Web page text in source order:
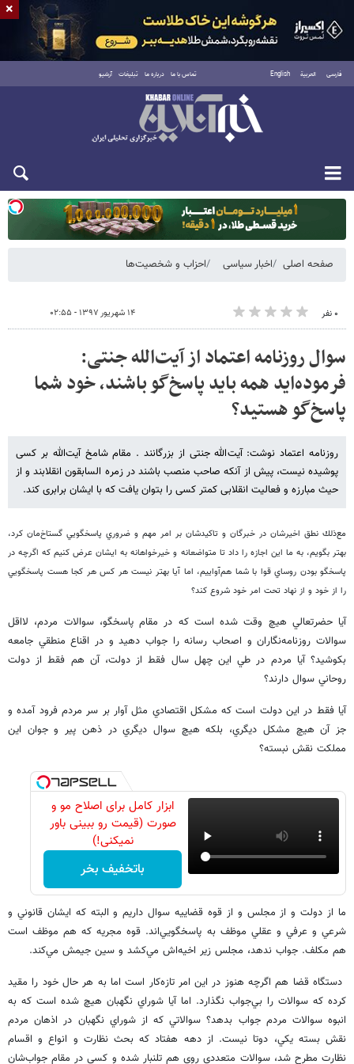
فارسی العربية English تماس با ما درباره ما تبلیغات آرشیو
یکشنبه ۱۸ مرداد ۱۴۰۵
صفحه اصلی اخبار سیاسی احزاب و شخصیت‌ها
۰ نفر ۱۴ شهریور ۱۳۹۷ - ۰۲:۵۵
سوال روزنامه اعتماد از آیت‌الله جنتی:
فرموده‌اید همه باید پاسخ‌گو باشند، خود شما
پاسخ‌گو هستید؟
روزنامه اعتماد نوشت: آیت‌الله جنتی از بزرگانند . مقام شامخ آیت‌الله بر کسی
پوشیده نیست، پیش از آنکه صاحب منصب باشند در زمره السابقون انقلابند و از
حیث مبارزه و فعالیت انقلابی کمتر کسی را بتوان یافت که با ایشان برابری کند.
مع‌ذلك نطق اخيرشان در خبرگان و تاكيدشان بر امر مهم و ضروري پاسخگويي گستاخ‌مان كرد،
بهتر بگويم، به ما اين اجازه را داد تا متواضعانه و خيرخواهانه به ايشان عرض كنيم كه اگرچه در
پاسخگو بودن روساي قوا با شما هم‌آواييم، اما آيا بهتر نيست هر كس هر كجا هست پاسخگويي
را از خود و از نهاد تحت امر خود شروع كند؟
آيا حضرتعالي هيچ وقت شده است كه در مقام پاسخگو، سوالات مردم، لااقل
سوالات روزنامه‌نگاران و اصحاب رسانه را جواب دهيد و در اقناع منطقي جامعه
بكوشيد؟ آيا مردم در طي اين چهل سال فقط از دولت، آن هم فقط از دولت
روحاني سوال دارند؟
آيا فقط در اين دولت است كه مشكل اقتصادي مثل آوار بر سر مردم فرود آمده و
جز آن هيچ مشكل ديگري، بلكه هيچ سوال ديگري در ذهن پير و جوان اين
مملكت نقش نبسته؟
ابزار کامل برای اصلاح مو و
صورت (قیمت رو ببینی باور
نمیکنی!)
باتخفیف بخر
ما از دولت و از مجلس و از قوه قضاييه سوال داريم و البته كه ايشان قانوني و
شرعي و عرفي و عقلي موظف به پاسخگويي‌اند. قوه مجريه كه هم موظف است
هم مكلف. جواب ندهد، مجلس زير اخيه‌اش مي‌كشد و سين جيمش مي‌كند.
دستگاه قضا هم اگرچه هنوز در اين امر تازه‌كار است اما به هر حال خود را مقيد
كرده كه سوالات را بي‌جواب نگذارد. اما آيا شوراي نگهبان هيچ شده است كه به
انبوه سوالات مردم جواب بدهد؟ سوالاتي كه از شوراي نگهبان در اذهان مردم
نقش بسته يكي، دوتا نيست. از دهه هفتاد كه بحث نظارت و انواع و اقسام
نظارت مطرح شد، سوالات متعددي روي هم تلنبار شده و كسي در مقام جواب‌شان
×